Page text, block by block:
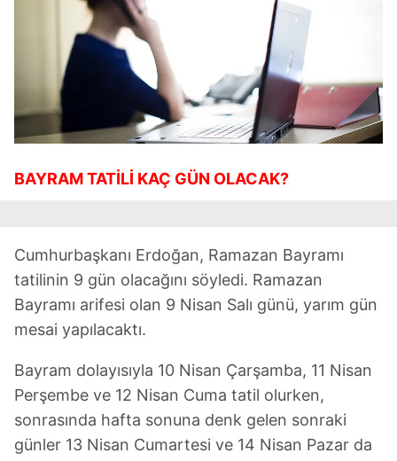
BAYRAM TATİLİ KAÇ GÜN OLACAK?
Cumhurbaşkanı Erdoğan, Ramazan Bayramı
tatilinin 9 gün olacağını söyledi. Ramazan
Bayramı arifesi olan 9 Nisan Salı günü, yarım gün
mesai yapılacaktı.
Bayram dolayısıyla 10 Nisan Çarşamba, 11 Nisan
Perşembe ve 12 Nisan Cuma tatil olurken,
sonrasında hafta sonuna denk gelen sonraki
günler 13 Nisan Cumartesi ve 14 Nisan Pazar da